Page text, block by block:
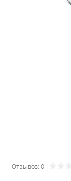
Отзывов: 0